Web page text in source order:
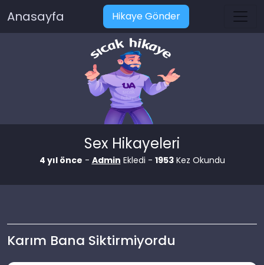
Anasayfa Hikaye Gönder
Sex Hikayeleri
4 yıl önce - Admin Ekledi - 1953Kez Okundu
Karım Bana Siktirmiyordu